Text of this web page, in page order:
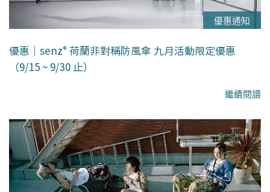
優惠通知
優惠｜senz° 荷蘭非對稱防風傘 九月活動限定優惠
（9/15 ~ 9/30 止）
繼續閱讀